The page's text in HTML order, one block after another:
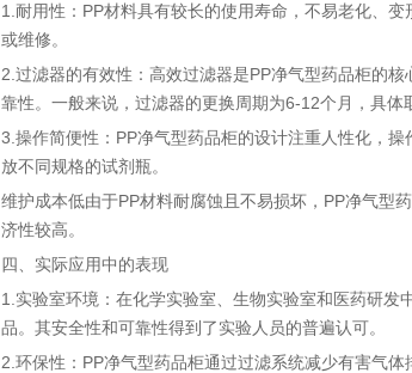
1.耐用性：PP材料具有较长的使用寿命，不易老化、
或维修。
2.过滤器的有效性：高效过滤器是PP净气型药品柜的
靠性。一般来说，过滤器的更换周期为6-12个月，具体
3.操作简便性：PP净气型药品柜的设计注重人性化，
放不同规格的试剂瓶。
维护成本低由于PP材料耐腐蚀且不易损坏，PP净气型
济性较高。
四、实际应用中的表现
1.实验室环境：在化学实验室、生物实验室和医药研
品。其安全性和可靠性得到了实验人员的普遍认可。
2.环保性：PP净气型药品柜通过过滤系统减少有害气